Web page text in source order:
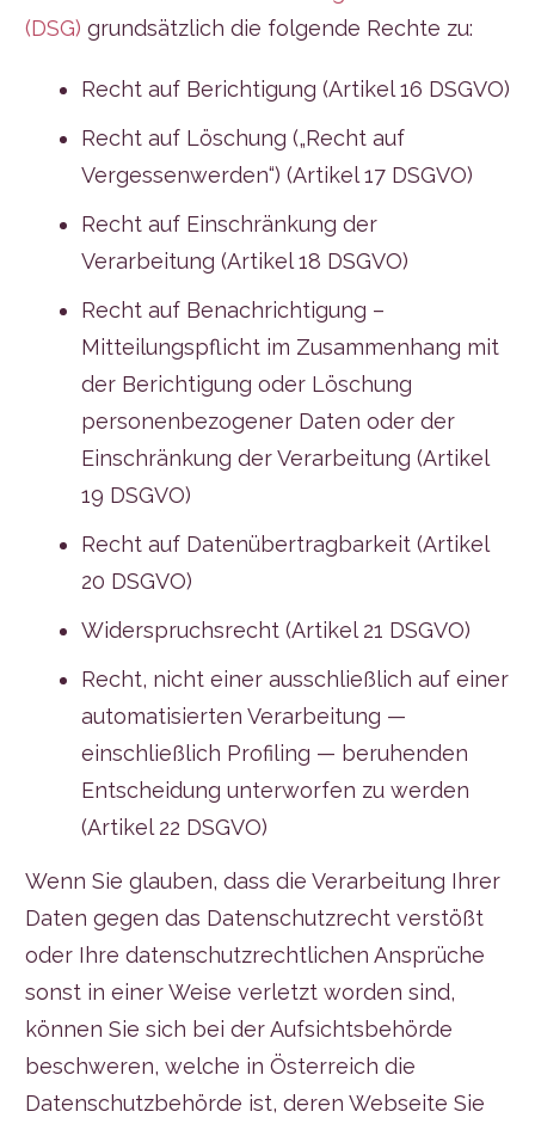
(DSG) grundsätzlich die folgende Rechte zu:
Recht auf Berichtigung (Artikel 16 DSGVO)
Recht auf Löschung („Recht auf
Vergessenwerden“) (Artikel 17 DSGVO)
Recht auf Einschränkung der
Verarbeitung (Artikel 18 DSGVO)
Recht auf Benachrichtigung –
Mitteilungspflicht im Zusammenhang mit
der Berichtigung oder Löschung
personenbezogener Daten oder der
Einschränkung der Verarbeitung (Artikel
19 DSGVO)
Recht auf Datenübertragbarkeit (Artikel
20 DSGVO)
Widerspruchsrecht (Artikel 21 DSGVO)
Recht, nicht einer ausschließlich auf einer
automatisierten Verarbeitung —
einschließlich Profiling — beruhenden
Entscheidung unterworfen zu werden
(Artikel 22 DSGVO)
Wenn Sie glauben, dass die Verarbeitung Ihrer
Daten gegen das Datenschutzrecht verstößt
oder Ihre datenschutzrechtlichen Ansprüche
sonst in einer Weise verletzt worden sind,
können Sie sich bei der Aufsichtsbehörde
beschweren, welche in Österreich die
Datenschutzbehörde ist, deren Webseite Sie